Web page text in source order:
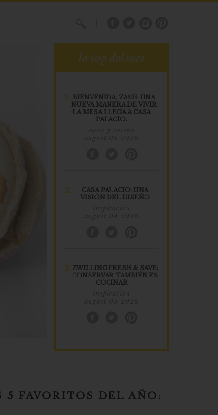
lo top del mes
1.
BIENVENIDA, ZASH: UNA
NUEVA MANERA DE VIVIR
LA MESA LLEGA A CASA
PALACIO.
2.
CASA PALACIO: UNA
VISIÓN DEL DISEÑO
3. ZWILLING FRESH & SAVE:
CONSERVAR TAMBIÉN ES
COCINAR
5 FAVORITOS DEL AÑO: